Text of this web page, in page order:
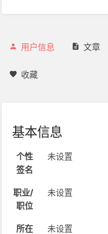
用户信息 文章
收藏
基本信息
个性
签名
未设置
职业/
职位
未设置
所在
未设置